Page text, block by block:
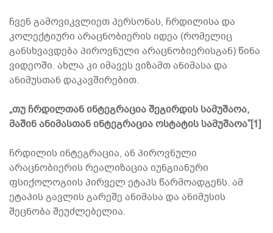
ჩვენ გამოვიკვლიეთ პერსონას, ჩრდილისა და
კოლექტიური არაცნობიერის იდეა (რომელიც
განსხვავდება პიროვნული არაცნობიერისგან) წინა
ვიდეოში. ახლა კი იმავეს ვიზამთ ანიმასა და
ანიმუსთან დაკავშირებით.
„თუ ჩრდილთან ინტეგრაცია შეგირდის სამუშაოა,
მაშინ ანიმასთან ინტეგრაცია ოსტატის სამუშაოა”[1]
ჩრდილის ინტეგრაცია, ან პიროვნული
არაცნობიერის რეალიზაცია იუნგიანური
ფსიქოლოგიის პირველ ეტაპს წარმოადგენს. ამ
ეტაპის გავლის გარეშე ანიმასა და ანიმუსის
შეცნობა შეუძლებელია.